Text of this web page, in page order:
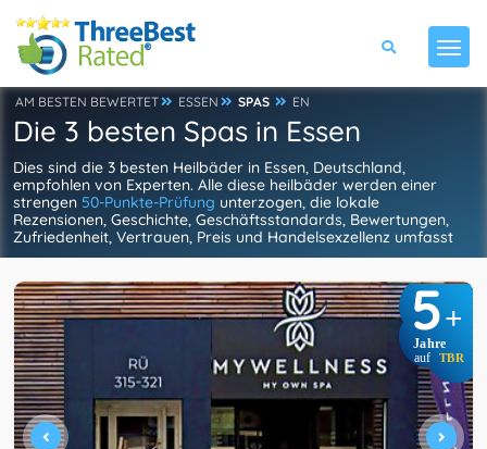
AM BESTEN BEWERTET ESSEN SPAS EN
Die 3 besten Spas in Essen
Dies sind die 3 besten Heilbäder in Essen, Deutschland,
empfohlen von Experten. Alle diese heilbäder werden einer
strengen 50-Punkte-Prüfung unterzogen, die lokale
Rezensionen, Geschichte, Geschäftsstandards, Bewertungen,
Zufriedenheit, Vertrauen, Preis und Handelsexzellenz umfasst
5+
Jahre
auf TBR